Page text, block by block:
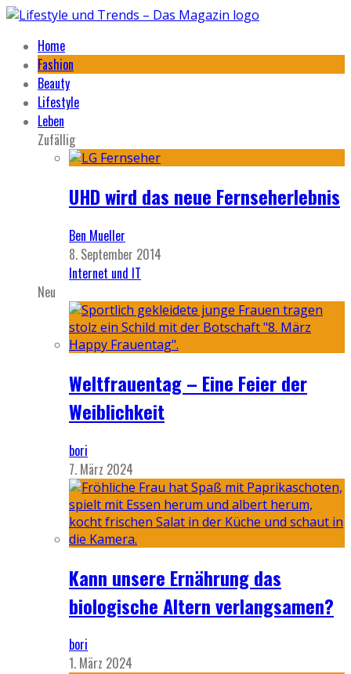
Home
Fashion
Beauty
Lifestyle
Leben
Zufällig
UHD wird das neue Fernseherlebnis
Ben Mueller
8. September 2014
Internet und IT
Neu
Weltfrauentag – Eine Feier der
Weiblichkeit
bori
7. März 2024
Kann unsere Ernährung das
biologische Altern verlangsamen?
bori
1. März 2024